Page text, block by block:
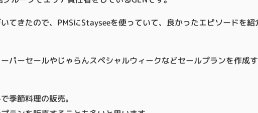
てきたので、PMSにStayseeを使っていて、良かったエピソードを紹
パーセールやじゃらんスペシャルウィークなどセールプランを作成
季節料理の販売。